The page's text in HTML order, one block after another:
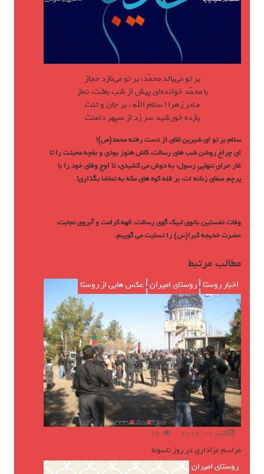
بر تو مي‌بالد محمّد، بر تو مي‌نازد حجاز
با محمّد خوانده‌اي پيش از شب بعثت، نماز
مـادر زهرا ! سلام الله ، بر جان و تنت
يازده خورشيد سر زد از سپهر دامنت
سلام بر تو ای شیرین لقای از دست رفته محمد(ص)!
ای چراغ روشن شب های رسالت، کاش هنوز بودی و بقچه محبتت را تا
غار حرایِ تنهاییِ رسول، به دوش می کشیدی، تا اوج وفای خود را با
پرچم صفای زنانه ات، بر قله کوه های مکه به تماشا بگذاری!
وفات نخستین بانوی لبیک گوی رسالت، الهه کرامت و آبروی نجابت،
حضرت خدیجه کبرا(س) را تسلیت می گوییم.
مطالب مرتبط
اخبار روستا ,روستای امیران,عکس هایی از روستا
اکتبر 11, 2016 17
مراسم عزاداری در روز تاسوعا
روستای امیران